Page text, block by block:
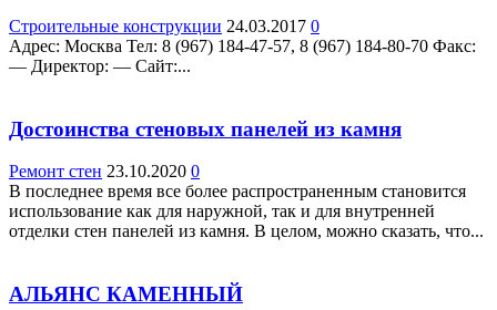
Строительные конструкции 24.03.2017 0
Адрес: Москва Teл: 8 (967) 184-47-57, 8 (967) 184-80-70 Факс:
— Директор: — Сайт:...
Достоинства стеновых панелей из камня
Ремонт стен 23.10.2020 0
В последнее время все более распространенным становится
использование как для наружной, так и для внутренней
отделки стен панелей из камня. В целом, можно сказать, что...
АЛЬЯНС КАМЕННЫЙ